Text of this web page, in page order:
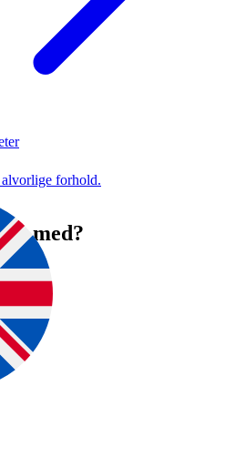
forhold.
med?